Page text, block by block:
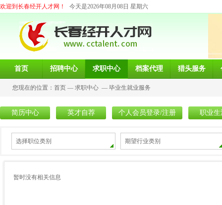
欢迎到长春经开人才网！ 今天是2026年08月08日 星期六
首页 招聘中心 求职中心 档案代理 猎头服务
您现在的位置： 首页 — 求职中心 — 毕业生就业服务
简历中心 英才自荐 个人会员登录/注册 职业生
选择职位类别 期望行业类别
暂时没有相关信息